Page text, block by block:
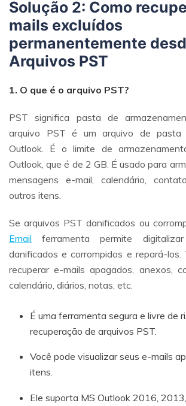
Solução 2: Como
mails excluídos
permanentemente
Arquivos PST
1. O que é o arquivo PST?
PST significa pasta de
arquivo PST é um arquivo de pasta
Outlook. É o limite de
Outlook, que é de 2 GB. É usado para
mensagens e-mail, calendário,
outros itens.
Se arquivos PST danificados ou
Email ferramenta permite
danificados e corrompidos e repará-los.
recuperar e-mails apagados, anexos,
calendário, diários, notas, etc.
É uma ferramenta segura e livre de
recuperação de arquivos PST.
Você pode visualizar seus e-mails
itens.
Ele suporta MS Outlook 2016,